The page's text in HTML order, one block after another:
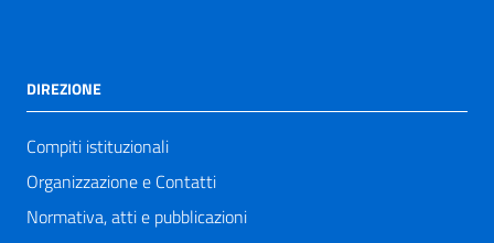
DIREZIONE
Compiti istituzionali
Organizzazione e Contatti
Normativa, atti e pubblicazioni